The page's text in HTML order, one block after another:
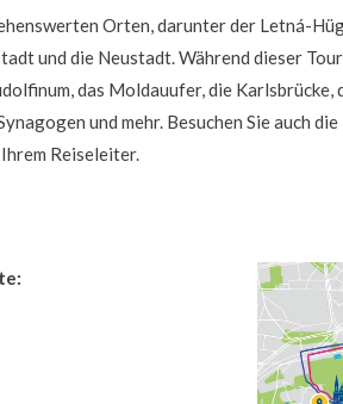
Orten, darunter der Letná-
und die Neustadt. Während dieser
das Moldauufer, die
und mehr. Besuchen Sie auch
Reiseleiter.